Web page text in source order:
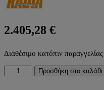
2.405,28 €
Διαθέσιμο κατόπιν παραγγελίας
ΛΕΒΗΤΑΣ
ΠΕΤΡΕΛΑΙΟΥ-
Προσθήκη στο καλάθι